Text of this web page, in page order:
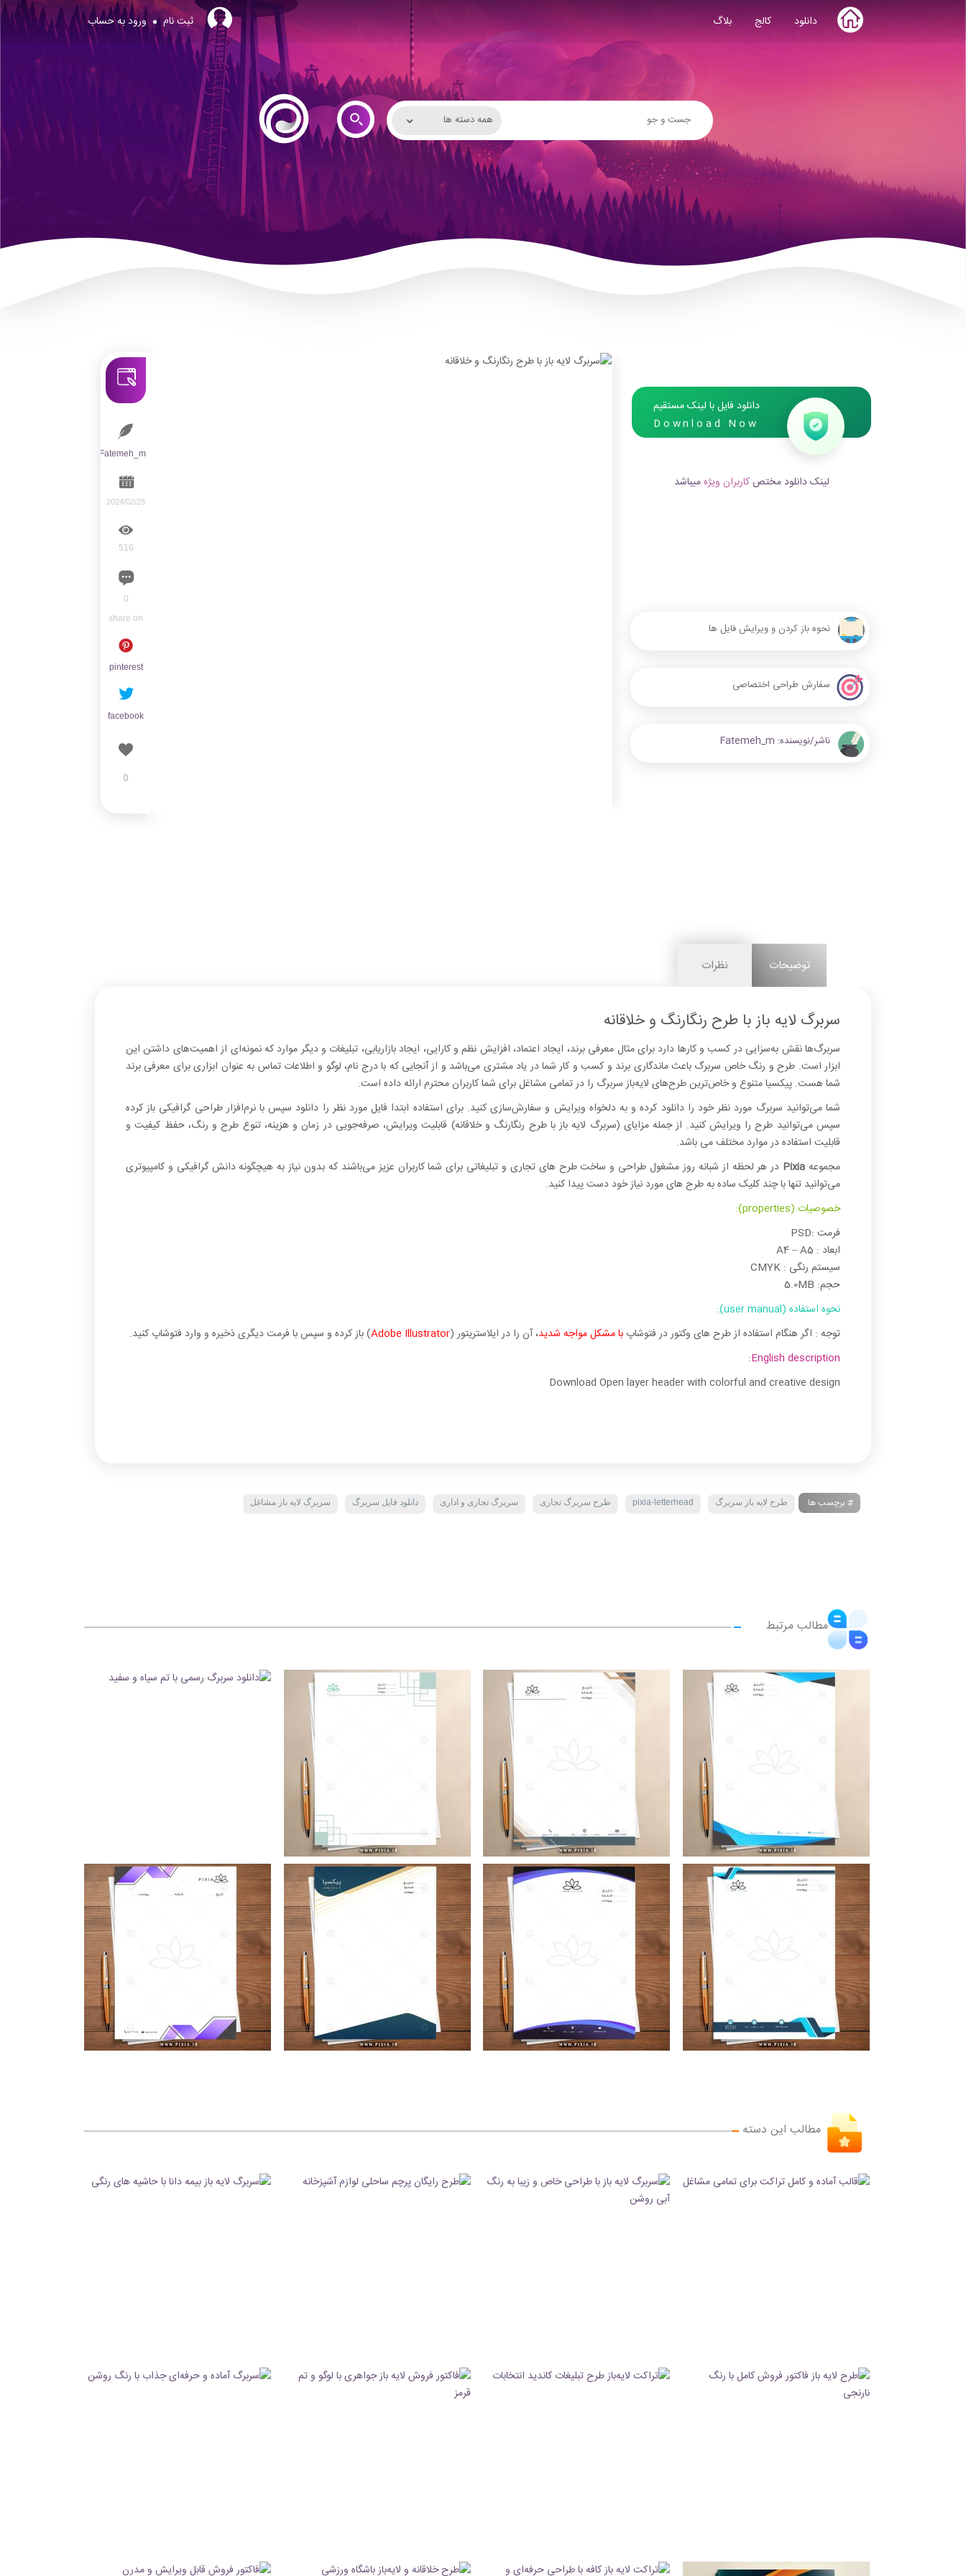
Skip
to
content
دانلود کالج بلاگ ثبت نام ورود به حساب
دانلود فایل با لینک مستقیم
Download Now
لینک دانلود مختصکاربران ویژهمیباشد
نحوه باز کردن و ویرایش فایل ها
سفارش طراحی اختصاصی
ناشر/نویسنده: Fatemeh_m
Fatemeh_m
2024/02/25
516
0
share on
pinterest
facebook
0
توضیحات نظرات
سربرگ لایه باز با طرح رنگارنگ و خلاقانه
سربرگ‌ها نقش به‌سزایی در کسب و کارها دارد برای مثال معرفی برند، ایجاد اعتماد، افزایش نظم و کارایی، ایجاد بازاریابی، تبلیغات و دیگر موارد که نمونه‌ای از اهمیت‌های داشتن این
ابزار است. طرح و رنگ خاص سربرگ باعث ماندگاری برند و کسب و کار شما در یاد مشتری می‌باشد و از آنجایی که با درج نام، لوگو و اطلاعات تماس به عنوان ابزاری برای معرفی برند
شما هست. پیکسیا متنوع و خاص‌ترین طرح‌های لایه‌باز سربرگ را در تمامی مشاغل برای شما کاربران محترم ارائه داده است.
شما می‌توانید سربرگ‌ مورد نظر خود را دانلود کرده و به دلخواه ویرایش و سفارش‌سازی کنید. برای استفاده ابتدا فایل مورد نظر را دانلود سپس با نرم‌افزار طراحی گرافیکی باز کرده
سپس می‌توانید طرح را ویرایش کنید. از جمله مزایای (سربرگ لایه باز با طرح رنگارنگ و خلاقانه) قابلیت ویرایش، صرفه‌جویی در زمان و هزینه، تنوع طرح و رنگ، حفظ کیفیت و
قابلیت استفاده در موارد مختلف می باشد.
مجموعه Pixia در هر لحظه از شبانه روز مشغول طراحی و ساخت طرح های تجاری و تبلیغاتی برای شما کاربران عزیز می‌باشند که بدون نیاز به هیچگونه دانش گرافیکی و کامپیوتری
می‌توانید تنها با چند کلیک ساده به طرح های مورد نیاز خود دست پیدا کنید.
خصوصیات (properties):
فرمت :PSD
ابعاد : A4 – A5
سیستم رنگی : CMYK
حجم: 5.0MB
نحوه استفاده (user manual):
توجه : اگر هنگام استفاده از طرح های وکتور در فتوشاپ با مشکل مواجه شدید، آن را در ایلاستریتور (Adobe Illustrator) باز کرده و سپس با فرمت دیگری ذخیره و وارد فتوشاپ کنید.
English description:
Download Open layer header with colorful and creative design
# برچسب ها طرح لایه باز سربرگ pixia-letterhead طرح سربرگ تجاری سربرگ تجاری و اداری دانلود فایل سربرگ سربرگ لایه باز مشاغل
مطالب مرتبط
مطالب این دسته